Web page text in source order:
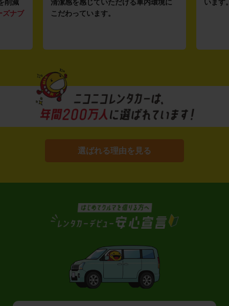
削減
ズナブ
清潔感を感じていただける車内環境に
こだわっています。
います
選ばれる理由を見る